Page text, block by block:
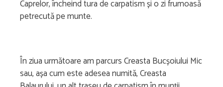
Caprelor, încheind tura de carpatism și o zi frumoasă
petrecută pe munte.
În ziua următoare am parcurs Creasta Bucșoiului Mic
sau, așa cum este adesea numită, Creasta